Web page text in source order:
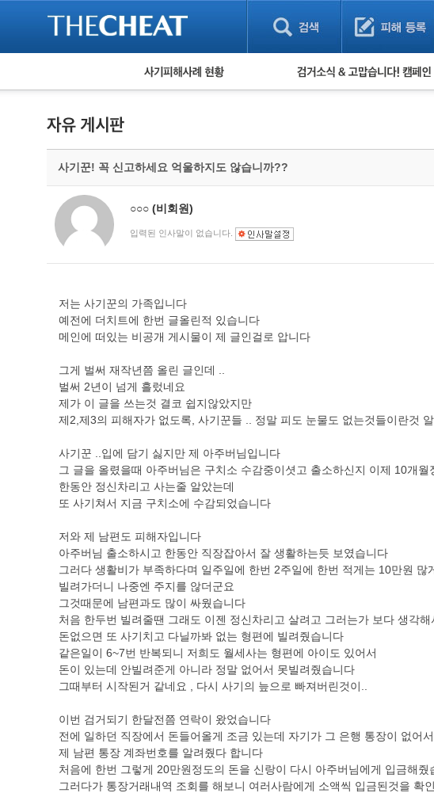
피해사례 현황
보이스피싱 피해사례
유해사이트 목록
비공개 피해사례
워킹홀리데이 피해사례
검거 소식
사기꾼! 꼭 신고하세요 억울하지도 않습니까??
○○○ (비회원)
입력된 인사말이 없습니다.
저는 사기꾼의 가족입니다
예전에 더치트에 한번 글올린적 있습니다
메인에 떠있는 비공개 게시물이 제 글인걸로 압니다
그게 벌써 재작년쯤 올린 글인데 ..
벌써 2년이 넘게 흘렀네요
제가 이 글을 쓰는것 결코 쉽지않았지만
제2,제3의 피해자가 없도록, 사기꾼들 .. 정말 피도 눈물도 없는것들이란것
사기꾼 ..입에 담기 싫지만 제 아주버님입니다
그 글을 올렸을때 아주버님은 구치소 수감중이셧고 출소하신지 이제 10개월
한동안 정신차리고 사는줄 알았는데
또 사기쳐서 지금 구치소에 수감되었습니다
저와 제 남편도 피해자입니다
아주버님 출소하시고 한동안 직장잡아서 잘 생활하는듯 보였습니다
그러다 생활비가 부족하다며 일주일에 한번 2주일에 한번 적게는 10만원 많
빌려가더니 나중엔 주지를 않더군요
그것때문에 남편과도 많이 싸웠습니다
처음 한두번 빌려줄땐 그래도 이젠 정신차리고 살려고 그러는가 보다 생각해
돈없으면 또 사기치고 다닐까봐 없는 형편에 빌려줬습니다
같은일이 6~7번 반복되니 저희도 월세사는 형편에 아이도 있어서
돈이 있는데 안빌려준게 아니라 정말 없어서 못빌려줬습니다
그때부터 시작된거 같네요 , 다시 사기의 늪으로 빠져버린것이..
이번 검거되기 한달전쯤 연락이 왔었습니다
전에 일하던 직장에서 돈들어올게 조금 있는데 자기가 그 은행 통장이 없어서
제 남편 통장 계좌번호를 알려줬다 합니다
처음에 한번 그렇게 20만원정도의 돈을 신랑이 다시 아주버님에게 입금해줬
그러다가 통장거래내역 조회를 해보니 여러사람에게 소액씩 입금된것을 확